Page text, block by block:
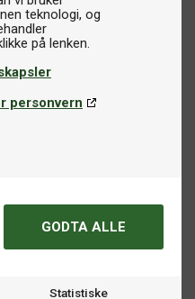
teknologi, og
personvern
GODTA ALLE
Statistiske